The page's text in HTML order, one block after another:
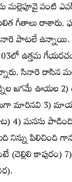
మల్లెపూవై వంటి
గీతాలు
పాటలే
ఉత్తమ
సినారె
జగమే ఊయల 2)
మారినవి 3)
4) మనసు
నిన్ను పిలిచింది
(చెల్లిలి